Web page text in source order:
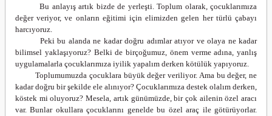
Bu anlayış artık bizde de yerleşti. Toplum olarak, çocuklarımıza
değer veriyor, ve onların eğitimi için elimizden gelen her türlü çabayı
harcıyoruz.
Peki bu alanda ne kadar doğru adımlar atıyor ve olaya ne kadar
bilimsel yaklaşıyoruz? Belki de birçoğumuz, önem verme adına, yanlış
uygulamalarla çocuklarımıza iyilik yapalım derken kötülük yapıyoruz.
Toplumumuzda çocuklara büyük değer veriliyor. Ama bu değer, ne
kadar doğru bir şekilde ele alınıyor? Çocuklarımıza destek olalım derken,
köstek mi oluyoruz? Mesela, artık günümüzde, bir çok ailenin özel aracı
var. Bunlar okullara çocuklarını genelde bu özel araç ile götürüyorlar.